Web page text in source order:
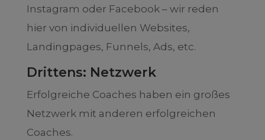
Instagram oder Facebook – wir reden
hier von individuellen Websites,
Landingpages, Funnels, Ads, etc.
Drittens: Netzwerk
Erfolgreiche Coaches haben ein großes
Netzwerk mit anderen erfolgreichen
Coaches.